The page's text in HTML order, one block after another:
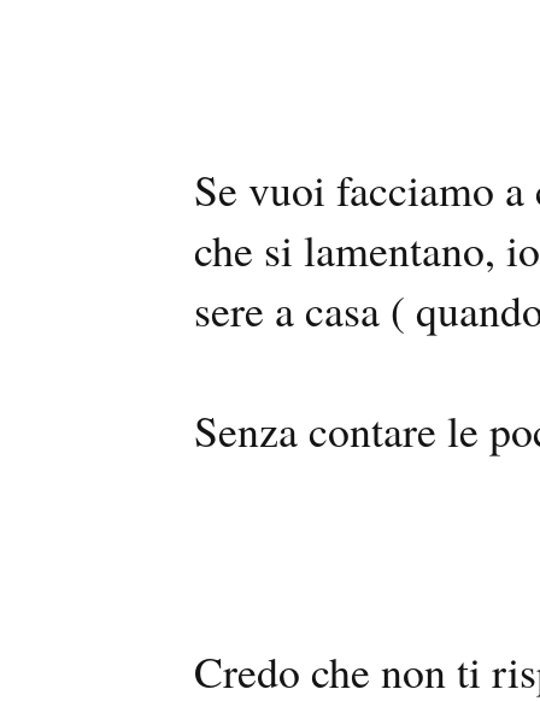
Se vuoi facciamo
che si lamentano,
sere a casa (
Senza contare le
Credo che non ti